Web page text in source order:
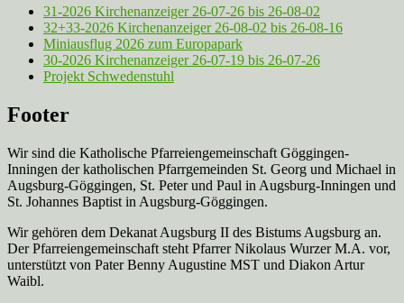
31-2026 Kirchenanzeiger 26-07-26 bis 26-08-02
32+33-2026 Kirchenanzeiger 26-08-02 bis 26-08-16
Miniausflug 2026 zum Europapark
30-2026 Kirchenanzeiger 26-07-19 bis 26-07-26
Projekt Schwedenstuhl
Footer
Wir sind die Katholische Pfarreien­gemeinschaft Göggingen-
Inningen der katholischen Pfarrgemeinden St. Georg und Michael in
Augsburg-Göggingen, St. Peter und Paul in Augsburg-Inningen und
St. Johannes Baptist in Augsburg-Göggingen.
Wir gehören dem Dekanat Augsburg II des Bistums Augsburg an.
Der Pfarreien­gemeinschaft steht Pfarrer Nikolaus Wurzer M.A. vor,
unterstützt von Pater Benny Augustine MST und Diakon Artur
Waibl.